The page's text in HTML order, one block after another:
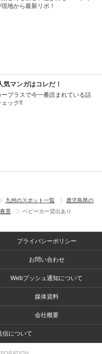
地から最新リポ！
気マンガはコレだ！
ープラスで今一番読まれている話
ェック!!
九州のスポット一覧
鹿児島県の
夜景 ベビーカー貸出あり
プライバシーポリシー
お問い合わせ
Webプッシュ通知について
媒体資料
会社概要
信について